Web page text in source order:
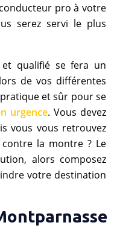
pro à votre
serez servi le plus
qualifié se fera un
de vos différentes
pratique et sûr pour se
urgence. Vous devez
vous vous retrouvez
la montre ? Le
alors composez
votre destination